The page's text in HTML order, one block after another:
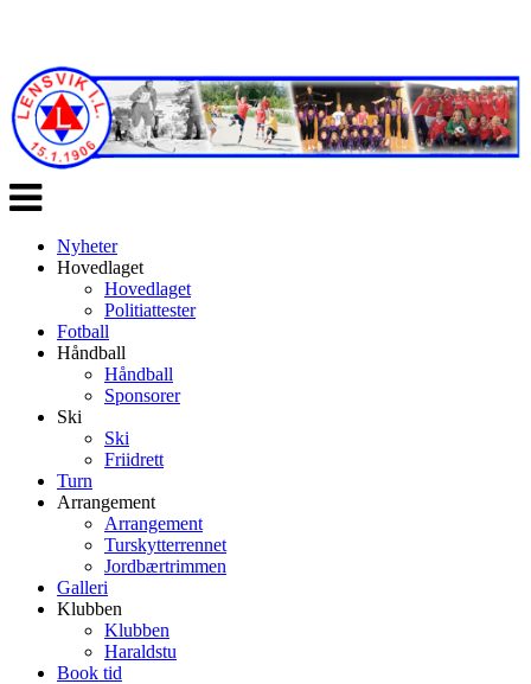
Veksle
navigasjon
Nyheter
Hovedlaget
Hovedlaget
Politiattester
Fotball
Håndball
Håndball
Sponsorer
Ski
Ski
Friidrett
Turn
Arrangement
Arrangement
Turskytterrennet
Jordbærtrimmen
Galleri
Klubben
Klubben
Haraldstu
Book tid